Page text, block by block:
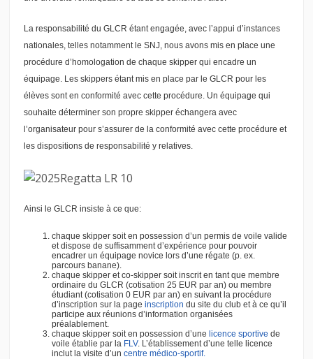
La responsabilité du GLCR étant engagée, avec l’appui d’instances
nationales, telles notamment le SNJ, nous avons mis en place une
procédure d’homologation de chaque skipper qui encadre un
équipage. Les skippers étant mis en place par le GLCR pour les
élèves sont en conformité avec cette procédure. Un équipage qui
souhaite déterminer son propre skipper échangera avec
l’organisateur pour s’assurer de la conformité avec cette procédure et
les dispositions de responsabilité y relatives.
Ainsi le GLCR insiste à ce que:
chaque skipper soit en possession d’un permis de voile valide
et dispose de suffisamment d’expérience pour pouvoir
encadrer un équipage novice lors d’une régate (p. ex.
parcours banane).
chaque skipper et co-skipper soit inscrit en tant que membre
ordinaire du GLCR (cotisation 25 EUR par an) ou membre
étudiant (cotisation 0 EUR par an) en suivant la procédure
d’inscription sur la page inscription du site du club et à ce qu’il
participe aux réunions d’information organisées
préalablement.
chaque skipper soit en possession d’une licence sportive de
voile établie par la FLV. L’établissement d’une telle licence
inclut la visite d’un centre médico-sportif.